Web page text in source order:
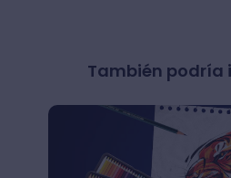
También podría